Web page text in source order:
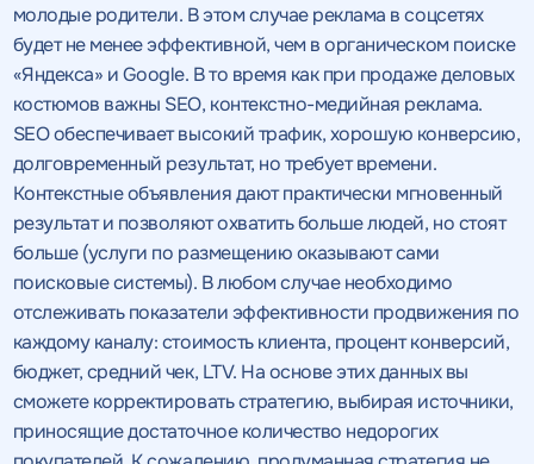
молодые родители. В этом случае реклама в соцсетях
будет не менее эффективной, чем в органическом поиске
«Яндекса» и Google. В то время как при продаже деловых
костюмов важны SEO, контекстно-медийная реклама.
SEO обеспечивает высокий трафик, хорошую конверсию,
долговременный результат, но требует времени.
Контекстные объявления дают практически мгновенный
результат и позволяют охватить больше людей, но стоят
больше (услуги по размещению оказывают сами
поисковые системы). В любом случае необходимо
отслеживать показатели эффективности продвижения по
каждому каналу: стоимость клиента, процент конверсий,
бюджет, средний чек, LTV. На основе этих данных вы
сможете корректировать стратегию, выбирая источники,
приносящие достаточное количество недорогих